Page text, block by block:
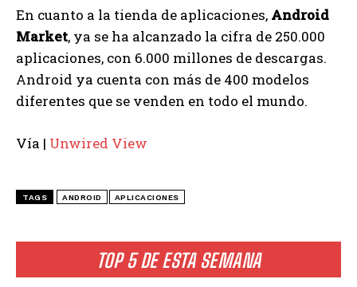
TOP 5 DE ESTA SEMANA
En cuanto a la tienda de aplicaciones, Android
Market, ya se ha alcanzado la cifra de 250.000
aplicaciones, con 6.000 millones de descargas.
Android ya cuenta con más de 400 modelos
diferentes que se venden en todo el mundo.
Vía | Unwired View
TAGS ANDROID APLICACIONES